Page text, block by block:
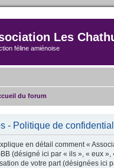
Les
féline amiénoise
du forum
- Politique de
en détail comment «
(désigné ici par « ils », « eux
de votre part (désignées ici